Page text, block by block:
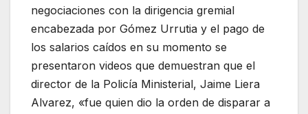
negociaciones con la dirigencia gremial
encabezada por Gómez Urrutia y el pago de
los salarios caídos en su momento se
presentaron videos que demuestran que el
director de la Policía Ministerial, Jaime Liera
Alvarez, «fue quien dio la orden de disparar a